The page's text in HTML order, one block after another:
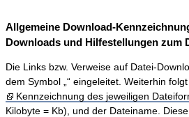
Allgemeine Download-
Downloads und Hilfestellungen zum
Die Links bzw. Verweise auf Datei-
dem Symbol „“ eingeleitet. Weiterhin
Kennzeichnung des jeweiligen
Kilobyte = Kb), und der Dateiname.